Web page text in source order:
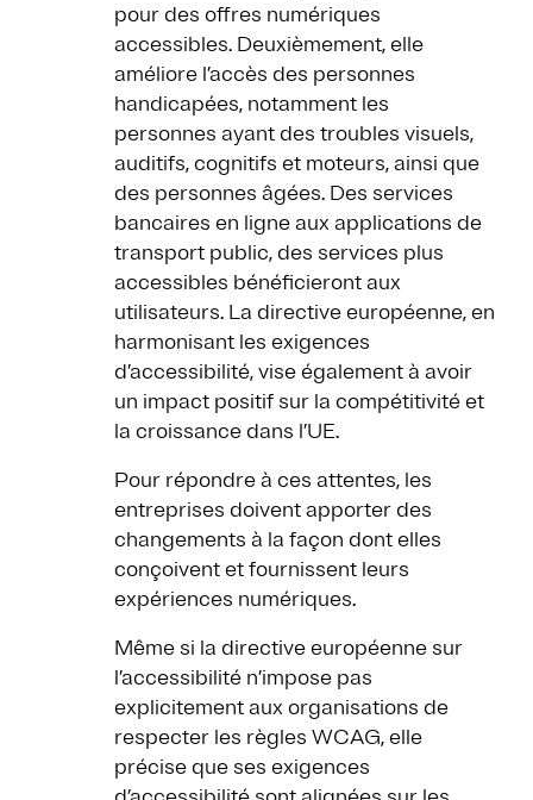
pour des offres numériques
accessibles. Deuxièmement, elle
améliore l’accès des personnes
handicapées, notamment les
personnes ayant des troubles visuels,
auditifs, cognitifs et moteurs, ainsi que
des personnes âgées. Des services
bancaires en ligne aux applications de
transport public, des services plus
accessibles bénéficieront aux
utilisateurs. La directive européenne, en
harmonisant les exigences
d’accessibilité, vise également à avoir
un impact positif sur la compétitivité et
la croissance dans l’UE.
Pour répondre à ces attentes, les
entreprises doivent apporter des
changements à la façon dont elles
conçoivent et fournissent leurs
expériences numériques.
Même si la directive européenne sur
l’accessibilité n’impose pas
explicitement aux organisations de
respecter les règles WCAG, elle
précise que ses exigences